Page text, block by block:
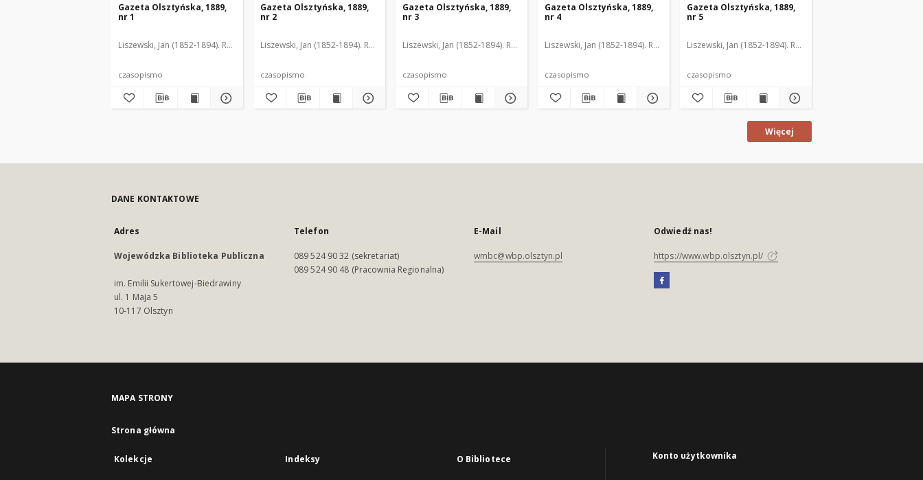
Gazeta Olsztyńska, 1889,
nr 1
Liszewski, Jan (1852-1894). Red.
czasopismo
Gazeta Olsztyńska, 1889,
nr 2
Liszewski, Jan (1852-1894). Red.
czasopismo
Gazeta Olsztyńska, 1889,
nr 3
Liszewski, Jan (1852-1894). Red.
czasopismo
Gazeta Olsztyńska, 1889,
nr 4
Liszewski, Jan (1852-1894). Red.
czasopismo
Gazeta Olsztyńska, 1889,
nr 5
Liszewski, Jan (1852-1894). Red.
czasopismo
Więcej
DANE KONTAKTOWE
Adres
Wojewódzka Biblioteka Publiczna
im. Emilii Sukertowej-Biedrawiny
ul. 1 Maja 5
10-117 Olsztyn
Telefon
089 524 90 32 (sekretariat)
089 524 90 48 (Pracownia Regionalna)
E-Mail
wmbc@wbp.olsztyn.pl
Odwiedź nas!
https://www.wbp.olsztyn.pl/
MAPA STRONY
Strona główna
Kolekcje Indeksy O Bibliotece Konto użytkownika